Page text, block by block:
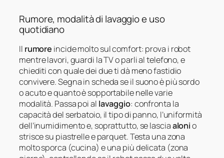
Rumore, modalità di lavaggio e uso
quotidiano
Il rumore incide molto sul comfort: prova i robot
mentre lavori, guardi la TV o parli al telefono, e
chiediti con quale dei due ti dà meno fastidio
convivere. Segna in scheda se il suono è più sordo
o acuto e quanto è sopportabile nelle varie
modalità. Passa poi al lavaggio: confronta la
capacità del serbatoio, il tipo di panno, l’uniformità
dell’inumidimento e, soprattutto, se lasciaalonio
strisce su piastrelle e parquet. Testa una zona
molto sporca (cucina) e una più delicata (zona